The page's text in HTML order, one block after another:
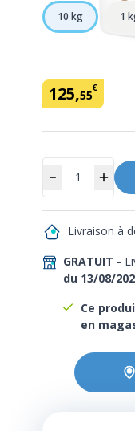
10 kg 1
125,55€
GRATUIT -
du 13/08/
Livraison à
Ce
en